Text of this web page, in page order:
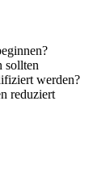
sollten
werden?
reduziert